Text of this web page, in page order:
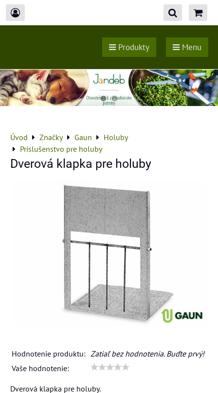
Produkty Menu
Úvod Značky Gaun
Holuby
Príslušenstvo pre holuby
Dverová klapka pre holuby
Hodnotenie produktu: Zatiaľ bez hodnotenia. Buďte prvý!
Vaše hodnotenie:
Dverová klapka pre holuby.